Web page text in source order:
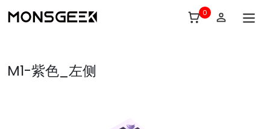
0
M1-紫色_左侧